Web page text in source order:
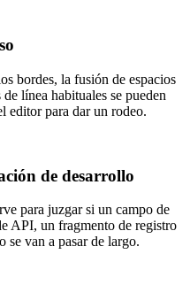
bordes, la fusión de espacios
línea habituales se pueden
editor para dar un rodeo.
de desarrollo
para juzgar si un campo de
API, un fragmento de registro
se van a pasar de largo.